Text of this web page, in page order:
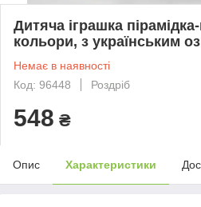
Дитяча іграшка
кольори, з українським
Немає в наявності
Код: 96448
Роздріб
548 ₴
Опис Характеристики